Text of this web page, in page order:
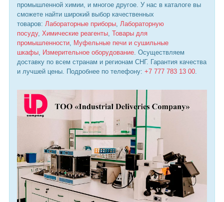
промышленной химии, и многое другое. У нас в каталоге вы
сможете найти широкий выбор качественных
товаров: Лабораторные приборы, Лабораторную
посуду, Химические реагенты, Товары для
промышленности, Муфельные печи и сушильные
шкафы, Измерительное оборудование. Осуществляем
доставку по всем странам и регионам СНГ. Гарантия качества
и лучшей цены. Подробнее по телефону: +7 777 783 13 00.